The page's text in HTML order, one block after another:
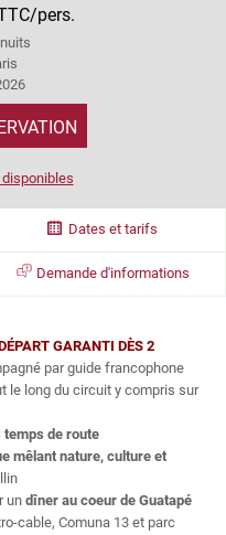
pers.
Dates et tarifs
Demande d'informations
GARANTI DÈS 2
par guide francophone
le long du circuit y compris sur
de route
mêlant nature, culture et
un dîner au coeur de Guatapé
cable, Comuna 13 et parc